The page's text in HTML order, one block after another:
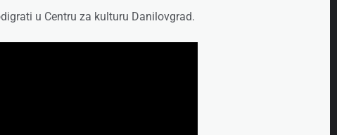
u Centru za kulturu Danilovgrad.